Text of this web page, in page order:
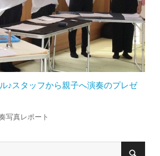
♪スタッフから親子へ演奏のプレゼ
写真レポート